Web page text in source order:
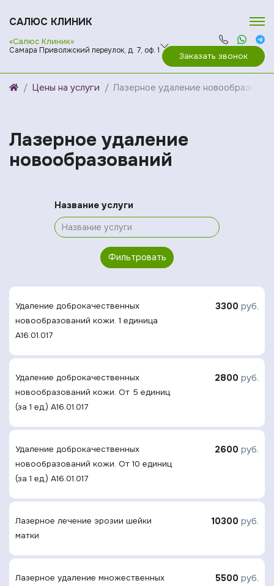
САЛЮС КЛИНИК
«Салюс Клиник»
Самара Приволжский переулок, д. 7, оф. 1
Заказать звонок
Цены на услуги Лазерное удаление
Лазерное удаление
новообразований
Название услуги
Фильтровать
Удаление доброкачественных
новообразований кожи. 1 единица
A16.01.017
3300 руб.
Удаление доброкачественных
новообразований кожи. От 5 единиц
(за 1 ед.) A16.01.017
2800 руб.
Удаление доброкачественных
новообразований кожи. От 10 единиц
(за 1 ед.) A16.01.017
2600 руб.
Лазерное лечение эрозии шейки
матки
10300 руб.
Лазерное удаление множественных
5500 руб.